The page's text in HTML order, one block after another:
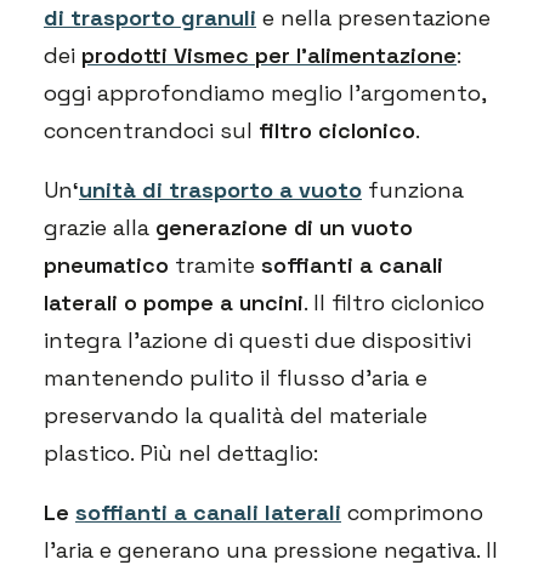
di trasporto granuli e nella presentazione
dei prodotti Vismec per l’alimentazione:
oggi approfondiamo meglio l’argomento,
concentrandoci sul filtro ciclonico.
Un‘unità di trasporto a vuoto funziona
grazie alla generazione di un vuoto
pneumatico tramite soffianti a canali
laterali o pompe a uncini. Il filtro ciclonico
integra l’azione di questi due dispositivi
mantenendo pulito il flusso d’aria e
preservando la qualità del materiale
plastico. Più nel dettaglio:
Le soffianti a canali laterali comprimono
l’aria e generano una pressione negativa. Il